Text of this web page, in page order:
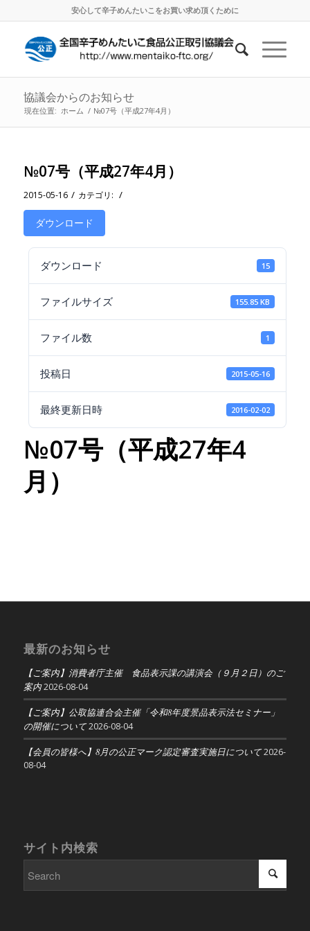
安心して辛子めんたいこをお買い求め頂くために
協議会からのお知らせ
現在位置: ホーム / №07号（平成27年4月）
№07号（平成27年4月）
2015-05-16 / カテゴリ: /
ダウンロード
ダウンロード 15
ファイルサイズ 155.85 KB
ファイル数 1
投稿日 2015-05-16
最終更新日時 2016-02-02
№07号（平成27年4
月）
最新のお知らせ
【ご案内】消費者庁主催 食品表示課の講演会（９月２日）のご
案内 2026-08-04
【ご案内】公取協連合会主催「令和8年度景品表示法セミナー」
の開催について 2026-08-04
【会員の皆様へ】8月の公正マーク認定審査実施日について 2026-
08-04
サイト内検索